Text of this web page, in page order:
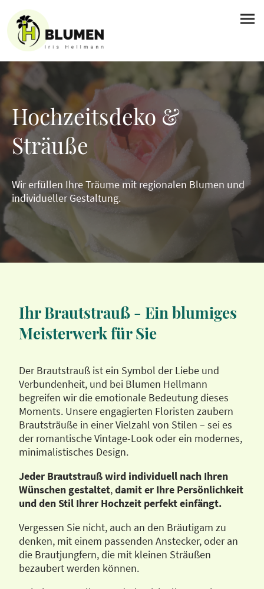
Hochzeitsdeko &
Sträuße
Wir erfüllen Ihre Träume mit regionalen Blumen und
individueller Gestaltung.
Ihr Brautstrauß - Ein blumiges
Meisterwerk für Sie
Der Brautstrauß ist ein Symbol der Liebe und
Verbundenheit, und bei Blumen Hellmann
begreifen wir die emotionale Bedeutung dieses
Moments. Unsere engagierten Floristen zaubern
Brautsträuße in einer Vielzahl von Stilen – sei es
der romantische Vintage-Look oder ein modernes,
minimalistisches Design.
Jeder Brautstrauß wird individuell nach Ihren
Wünschen gestaltet,damit er Ihre Persönlichkeit
und den Stil Ihrer Hochzeit perfekt einfängt.
Vergessen Sie nicht, auch an den Bräutigam zu
denken, mit einem passenden Anstecker, oder an
die Brautjungfern, die mit kleinen Sträußen
bezaubert werden können.